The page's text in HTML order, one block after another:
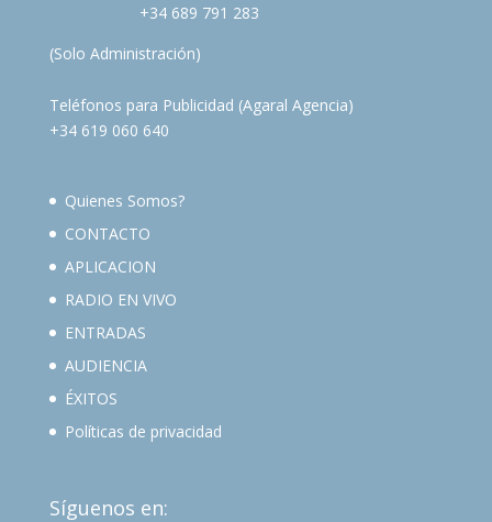
+34 689 791 283
(Solo Administración)
Teléfonos para Publicidad (Agaral Agencia)
+34 619 060 640
Quienes Somos?
CONTACTO
APLICACION
RADIO EN VIVO
ENTRADAS
AUDIENCIA
ÉXITOS
Políticas de privacidad
Síguenos en: